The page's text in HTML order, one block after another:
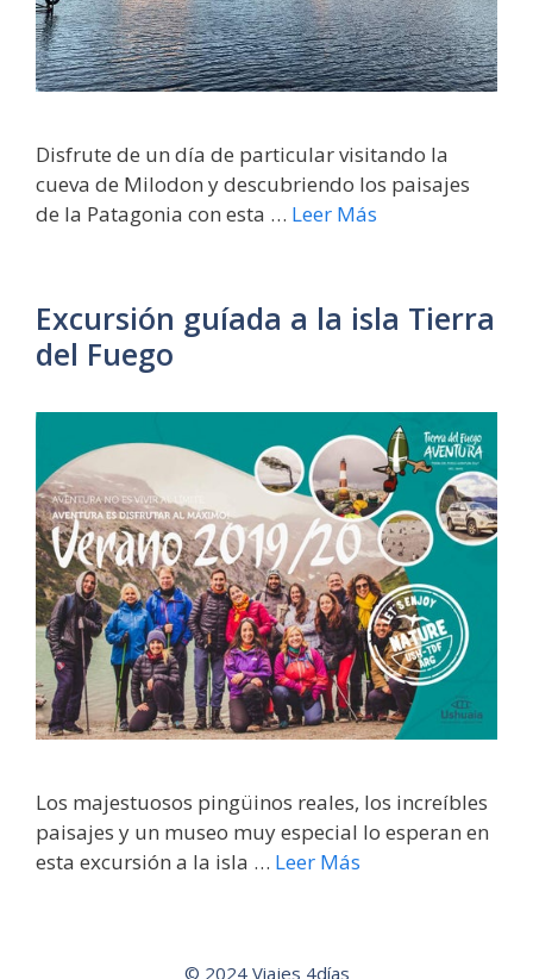
Disfrute de un día de particular visitando la
cueva de Milodon y descubriendo los paisajes
de la Patagonia con esta … Leer Más
Excursión guíada a la isla Tierra
del Fuego
Los majestuosos pingüinos reales, los increíbles
paisajes y un museo muy especial lo esperan en
esta excursión a la isla … Leer Más
© 2024 Viajes 4días